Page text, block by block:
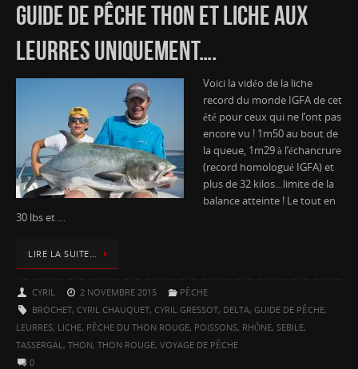
GUIDE DE PÊCHE THON ET LICHE AUX
LEURRES UNIQUEMENT….
Voici la vidéo de la liche
record du monde IGFA de cet
été pour ceux qui ne l’ont pas
encore vu ! 1m50 au bout de
la queue, 1m29 à l’échancrure
(record homologué IGFA) et
plus de 32 kilos…limite de la
balance atteinte ! Le tout en
30 lbs et …
LIRE LA SUITE…
CYRIL 2 NOVEMBRE 2015
PÊCHE
BROCHET, CYRIL CHAUQUET, CYRIL GRESSOT, DELTA, GUIDE DE PÊCHE,
LEURRES, LICHE, PÊCHE DU THON ROUGE, POISSONS, RHÔNE, SEBILE,
TASSERGAL , THON, THON ROUGE, VOYAGE DE PÊCHE
0